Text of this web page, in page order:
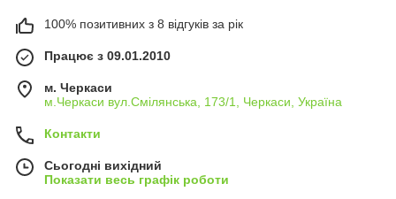
(післяплата - при отриманні товару фактично на
перевізника, предоплата на карту Приватбанк, або на
розрахунковий рахунок випискою податкової
день замовлення).
100% позитивних з 8 відгуків за рік
Працює з 09.01.2010
м. Черкаси
м.Черкаси вул.Смілянська, 173/1, Черкаси, Україна
Контакти
Сьогодні вихідний
Показати весь графік роботи